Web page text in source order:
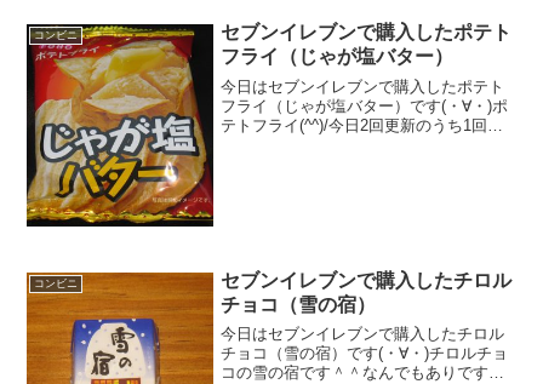
コンビニ
セブンイレブンで購入したポテト
フライ（じゃが塩バター）
今日はセブンイレブンで購入したポテト
フライ（じゃが塩バター）です(・∀・)ポ
テトフライ(^^)/今日2回更新のうち1回目
コンビニ
セブンイレブンで購入したチロル
チョコ（雪の宿）
今日はセブンイレブンで購入したチロル
チョコ（雪の宿）です(・∀・)チロルチョ
コの雪の宿です＾＾なんでもありですね